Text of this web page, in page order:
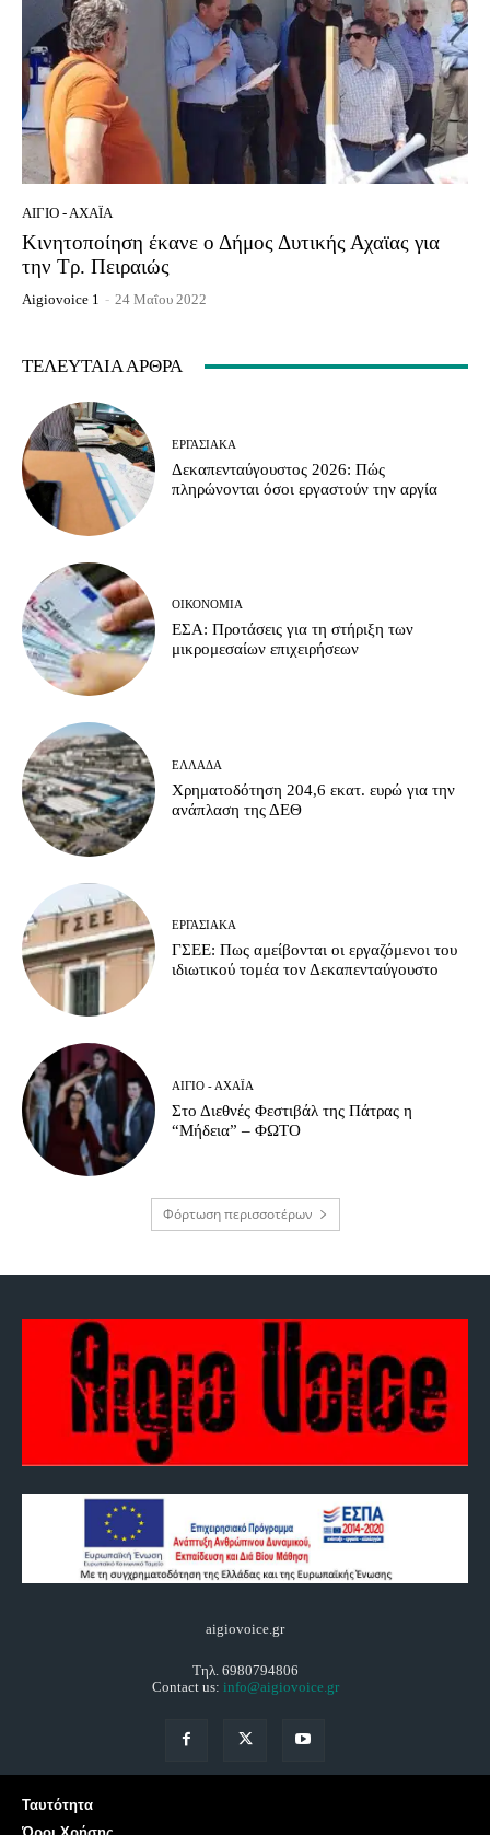
ΑΊΓΙΟ - ΑΧΑΪ́Α
Κινητοποίηση έκανε ο Δήμος Δυτικής Αχαϊας για
την Τρ. Πειραιώς
Aigiovoice 1 - 24 Μαΐου 2022
ΤΕΛΕΥΤΑΊΑ ΆΡΘΡΑ
ΕΡΓΑΣΙΑΚΆ
Δεκαπενταύγουστος 2026: Πώς
πληρώνονται όσοι εργαστούν την αργία
ΟΙΚΟΝΟΜΊΑ
ΕΣΑ: Προτάσεις για τη στήριξη των
μικρομεσαίων επιχειρήσεων
ΕΛΛΆΔΑ
Χρηματοδότηση 204,6 εκατ. ευρώ για την
ανάπλαση της ΔΕΘ
ΕΡΓΑΣΙΑΚΆ
ΓΣΕΕ: Πως αμείβονται οι εργαζόμενοι του
ιδιωτικού τομέα τον Δεκαπενταύγουστο
ΑΊΓΙΟ - ΑΧΑΪ́Α
Στο Διεθνές Φεστιβάλ της Πάτρας η
“Μήδεια” – ΦΩΤΟ
Φόρτωση περισσοτέρων
aigiovoice.gr
Τηλ. 6980794806
Contact us: info@aigiovoice.gr
Ταυτότητα